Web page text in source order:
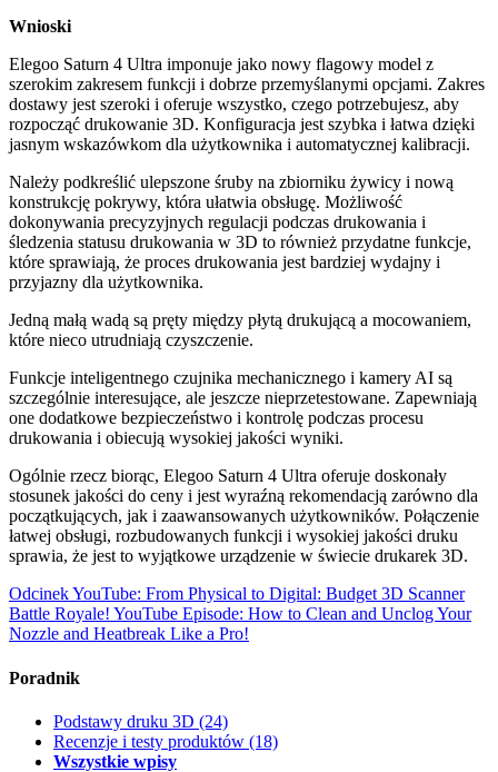
Wnioski
Elegoo Saturn 4 Ultra imponuje jako nowy flagowy model z
szerokim zakresem funkcji i dobrze przemyślanymi opcjami. Zakres
dostawy jest szeroki i oferuje wszystko, czego potrzebujesz, aby
rozpocząć drukowanie 3D. Konfiguracja jest szybka i łatwa dzięki
jasnym wskazówkom dla użytkownika i automatycznej kalibracji.
Należy podkreślić ulepszone śruby na zbiorniku żywicy i nową
konstrukcję pokrywy, która ułatwia obsługę. Możliwość
dokonywania precyzyjnych regulacji podczas drukowania i
śledzenia statusu drukowania w 3D to również przydatne funkcje,
które sprawiają, że proces drukowania jest bardziej wydajny i
przyjazny dla użytkownika.
Jedną małą wadą są pręty między płytą drukującą a mocowaniem,
które nieco utrudniają czyszczenie.
Funkcje inteligentnego czujnika mechanicznego i kamery AI są
szczególnie interesujące, ale jeszcze nieprzetestowane. Zapewniają
one dodatkowe bezpieczeństwo i kontrolę podczas procesu
drukowania i obiecują wysokiej jakości wyniki.
Ogólnie rzecz biorąc, Elegoo Saturn 4 Ultra oferuje doskonały
stosunek jakości do ceny i jest wyraźną rekomendacją zarówno dla
początkujących, jak i zaawansowanych użytkowników. Połączenie
łatwej obsługi, rozbudowanych funkcji i wysokiej jakości druku
sprawia, że jest to wyjątkowe urządzenie w świecie drukarek 3D.
Odcinek YouTube: From Physical to Digital: Budget 3D Scanner
Battle Royale! YouTube Episode: How to Clean and Unclog Your
Nozzle and Heatbreak Like a Pro!
Poradnik
Podstawy druku 3D (24)
Recenzje i testy produktów (18)
Wszystkie wpisy